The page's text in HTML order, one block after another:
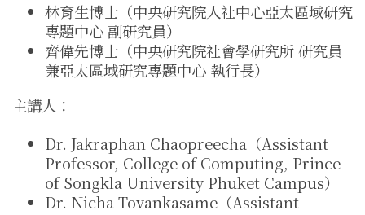
林育生博士（中央研究院人社中心亞太區域研究
專題中心 副研究員）
齊偉先博士（中央研究院社會學研究所 研究員
兼亞太區域研究專題中心 執行長）
主講人：
Dr. Jakraphan Chaopreecha（Assistant
Professor, College of Computing, Prince
of Songkla University Phuket Campus）
Dr. Nicha Tovankasame（Assistant